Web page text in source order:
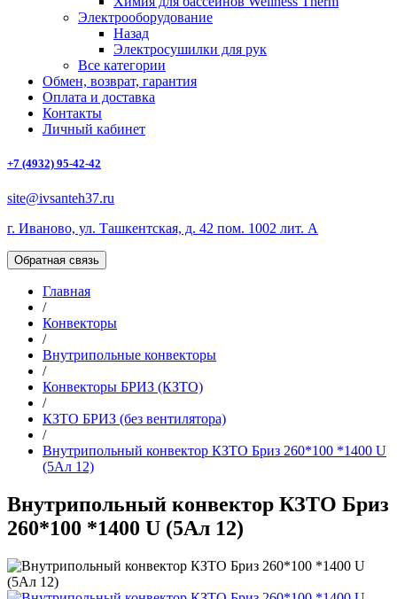
Электрооборудование
Назад
Электросушилки для рук
Все категории
Обмен, возврат, гарантия
Оплата и доставка
Контакты
Личный кабинет
+7 (4932) 95-42-42
site@ivsanteh37.ru
г. Иваново, ул. Ташкентская, д. 42 пом. 1002 лит. А
Обратная связь
Главная
/
Конвекторы
/
Внутрипольные конвекторы
/
Конвекторы БРИЗ (КЗТО)
/
КЗТО БРИЗ (без вентилятора)
/
Внутрипольный конвектор КЗТО Бриз 260*100 *1400 U
(5Ал 12)
Внутрипольный конвектор КЗТО Бриз
260*100 *1400 U (5Ал 12)